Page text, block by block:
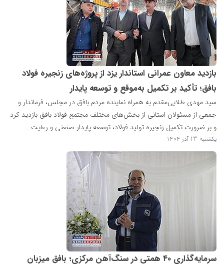
بازدید معاون عمرانی استاندار یزد از پروژه‌های زنجیره فولاد
بافق؛ تأکید بر تکمیل به‌موقع و توسعه پایدار
سید مهدی طلایی‌مقدم به همراه نماینده مردم بافق در مجلس، فرماندار و
جمعی از مسئولان استانی از بخش‌های مختلف مجتمع فولاد بافق بازدید کرد
و بر ضرورت تکمیل زنجیره تولید فولاد، توسعه پایدار صنعتی و رعایت...
یکشنبه 23 آذر 1404
سرمایه‌گذاری ۴۰ همتی در سنگ‌آهن مرکزی؛ بافق میزبان